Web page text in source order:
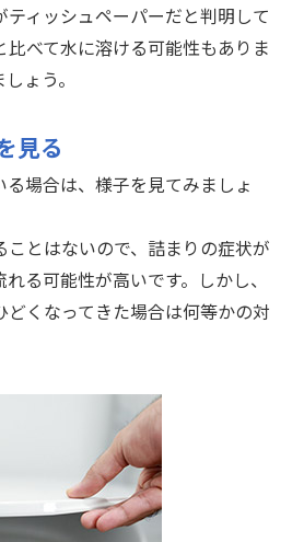
ティッシュペーパーだと判明して
比べて水に溶ける可能性もありま
ょう。
見る
場合は、様子を見てみましょ
ことはないので、詰まりの症状が
る可能性が高いです。しかし、
くなってきた場合は何等かの対